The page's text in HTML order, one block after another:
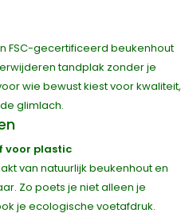
FSC-gecertificeerd beukenhout
tandplak zonder je
wie bewust kiest voor kwaliteit,
glimlach.
voor plastic
van natuurlijk beukenhout en
Zo poets je niet alleen je
je ecologische voetafdruk.